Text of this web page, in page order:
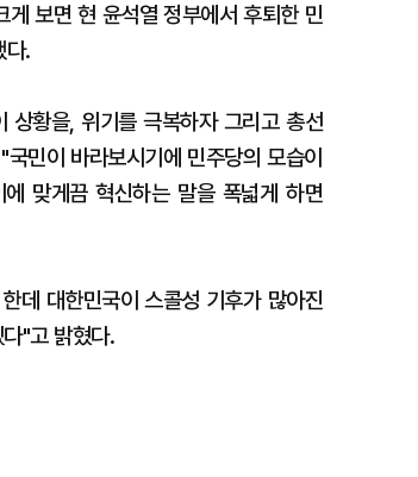
보면 현 윤석열 정부에서 후퇴한 민
다.
상황을, 위기를 극복하자 그리고 총선
민이 바라보시기에 민주당의 모습이
맞게끔 혁신하는 말을 폭넓게 하면
데 대한민국이 스콜성 기후가 많아진
"고 밝혔다.